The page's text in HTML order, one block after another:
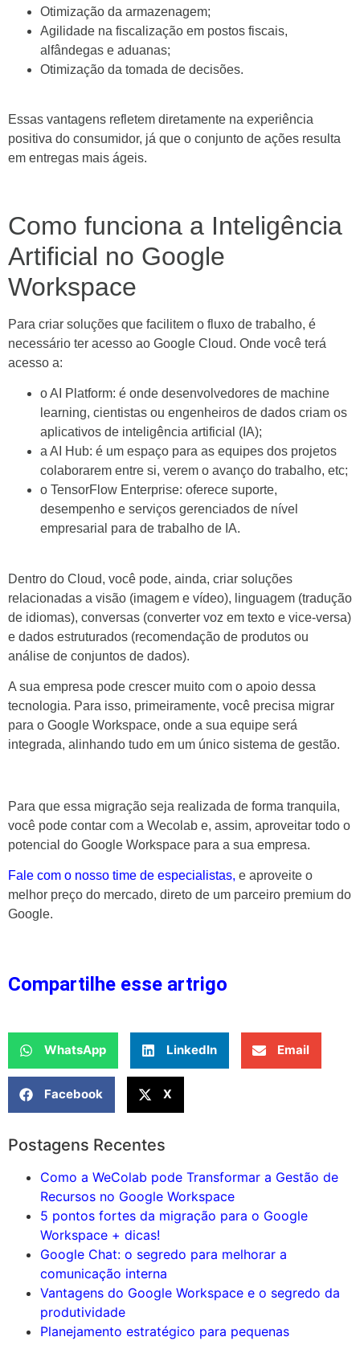
Otimização da armazenagem;
Agilidade na fiscalização em postos fiscais,
alfândegas e aduanas;
Otimização da tomada de decisões.
Essas vantagens refletem diretamente na experiência
positiva do consumidor, já que o conjunto de ações resulta
em entregas mais ágeis.
Como funciona a Inteligência
Artificial no Google
Workspace
Para criar soluções que facilitem o fluxo de trabalho, é
necessário ter acesso ao Google Cloud. Onde você terá
acesso a:
o AI Platform: é onde desenvolvedores de machine
learning, cientistas ou engenheiros de dados criam os
aplicativos de inteligência artificial (IA);
a AI Hub: é um espaço para as equipes dos projetos
colaborarem entre si, verem o avanço do trabalho, etc;
o TensorFlow Enterprise: oferece suporte,
desempenho e serviços gerenciados de nível
empresarial para de trabalho de IA.
Dentro do Cloud, você pode, ainda, criar soluções
relacionadas a visão (imagem e vídeo), linguagem (tradução
de idiomas), conversas (converter voz em texto e vice-versa)
e dados estruturados (recomendação de produtos ou
análise de conjuntos de dados).
A sua empresa pode crescer muito com o apoio dessa
tecnologia. Para isso, primeiramente, você precisa migrar
para o Google Workspace, onde a sua equipe será
integrada, alinhando tudo em um único sistema de gestão.
Para que essa migração seja realizada de forma tranquila,
você pode contar com a Wecolab e, assim, aproveitar todo o
potencial do Google Workspace para a sua empresa.
Fale com o nosso time de especialistas, e aproveite o
melhor preço do mercado, direto de um parceiro premium do
Google.
Compartilhe esse artrigo
WhatsApp LinkedIn Email
Facebook X
Postagens Recentes
Como a WeColab pode Transformar a Gestão de
Recursos no Google Workspace
5 pontos fortes da migração para o Google
Workspace + dicas!
Google Chat: o segredo para melhorar a
comunicação interna
Vantagens do Google Workspace e o segredo da
produtividade
Planejamento estratégico para pequenas